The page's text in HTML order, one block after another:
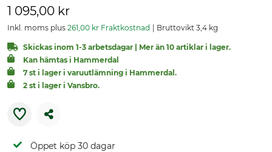
1 095,00 kr
Inkl. moms plus 261,00 kr Fraktkostnad Bruttovikt 3,4 kg
Skickas inom 1-3 arbetsdagar | Mer än 10 artiklar i lager.
Kan hämtas i Hammerdal
7 st i lager i varuutlämning i Hammerdal.
2 st i lager i Vansbro.
Öppet köp 30 dagar